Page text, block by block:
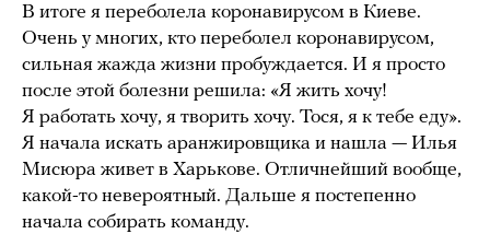
В итоге я переболела коронавирусом в Киеве.
Очень у многих, кто переболел коронавирусом,
сильная жажда жизни пробуждается. И я просто
после этой болезни решила: «Я жить хочу!
Я работать хочу, я творить хочу. Тося, я к тебе еду».
Я начала искать аранжировщика и нашла — Илья
Мисюра живет в Харькове. Отличнейший вообще,
какой-то невероятный. Дальше я постепенно
начала собирать команду.